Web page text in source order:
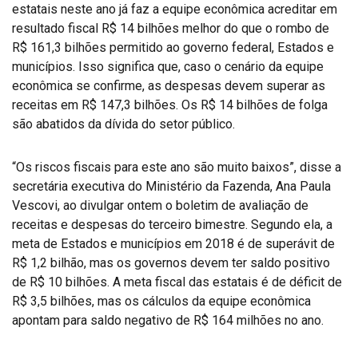
estatais neste ano já faz a equipe econômica acreditar em
resultado fiscal R$ 14 bilhões melhor do que o rombo de
R$ 161,3 bilhões permitido ao governo federal, Estados e
municípios. Isso significa que, caso o cenário da equipe
econômica se confirme, as despesas devem superar as
receitas em R$ 147,3 bilhões. Os R$ 14 bilhões de folga
são abatidos da dívida do setor público.
“Os riscos fiscais para este ano são muito baixos”, disse a
secretária executiva do Ministério da Fazenda, Ana Paula
Vescovi, ao divulgar ontem o boletim de avaliação de
receitas e despesas do terceiro bimestre. Segundo ela, a
meta de Estados e municípios em 2018 é de superávit de
R$ 1,2 bilhão, mas os governos devem ter saldo positivo
de R$ 10 bilhões. A meta fiscal das estatais é de déficit de
R$ 3,5 bilhões, mas os cálculos da equipe econômica
apontam para saldo negativo de R$ 164 milhões no ano.